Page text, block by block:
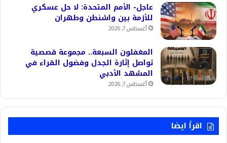
عاجل- الأمم المتحدة: لا حل عسكري
للأزمة بين واشنطن وطهران
أغسطس 7, 2026
المغفلون السبعة.. مجموعة قصصية
تواصل إثارة الجدل وفضول القراء في
المشهد الأدبي
أغسطس 7, 2026
اقرأ ايضا